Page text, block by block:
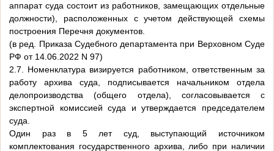
аппарат суда состоит из работников, замещающих отдельные
должности), расположенных с учетом действующей схемы
построения Перечня документов.
(в ред. Приказа Судебного департамента при Верховном Суде
РФ от 14.06.2022 N 97)
2.7. Номенклатура визируется работником, ответственным за
работу архива суда, подписывается начальником отдела
делопроизводства (общего отдела), согласовывается с
экспертной комиссией суда и утверждается председателем
суда.
Один раз в 5 лет суд, выступающий источником
комплектования государственного архива, либо при наличии